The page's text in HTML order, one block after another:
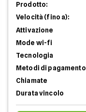
Prodotto:
Velocità (fino a):
Attivazione
Mode wi-fi
Tecnologia
Metodi di pagamento
Chiamate
Durata vincolo